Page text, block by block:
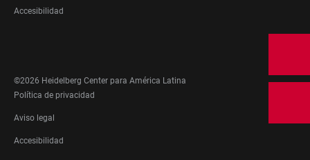
Accesibilidad
MEDIA
©2026 Heidelberg Center para América Latina
FOOTER
LEGAL
Política de privacidad
Aviso legal
Accesibilidad